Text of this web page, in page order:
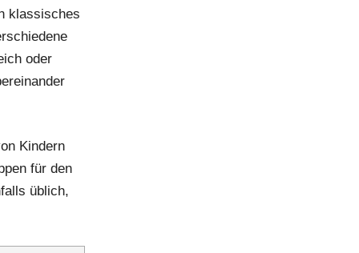
klassisches
oder
Kindern
für den
üblich,